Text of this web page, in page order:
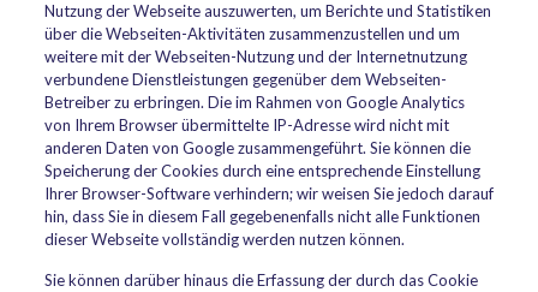
Nutzung der Webseite auszuwerten, um Berichte und Statistiken
über die Webseiten-Aktivitäten zusammenzustellen und um
weitere mit der Webseiten-Nutzung und der Internetnutzung
verbundene Dienstleistungen gegenüber dem Webseiten-
Betreiber zu erbringen. Die im Rahmen von Google Analytics
von Ihrem Browser übermittelte IP-Adresse wird nicht mit
anderen Daten von Google zusammengeführt. Sie können die
Speicherung der Cookies durch eine entsprechende Einstellung
Ihrer Browser-Software verhindern; wir weisen Sie jedoch darauf
hin, dass Sie in diesem Fall gegebenenfalls nicht alle Funktionen
dieser Webseite vollständig werden nutzen können.
Sie können darüber hinaus die Erfassung der durch das Cookie